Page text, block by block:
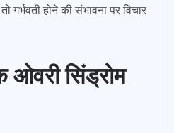
गर्भवती होने की संभावना पर विचार
ओवरी सिंड्रोम